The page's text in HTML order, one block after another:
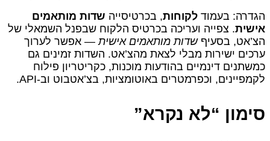
הגדרה: בעמוד לקוחות, בכרטיסייה שדות מותאמים
אישית. צפייה ועריכה בכרטיס הלקוח שבפנל השמאלי של
הצ’אט, בסעיףשדות מותאמים אישית— אפשר לערוך
ערכים ישירות מבלי לצאת מהצ’אט. השדות זמינים גם
כמשתנים דינמיים בהודעות מוכנות, כקריטריון פילוח
לקמפיינים, וכפרמטרים באוטומציות, בצ’אטבוט וב-API.
סימון “לא נקרא”